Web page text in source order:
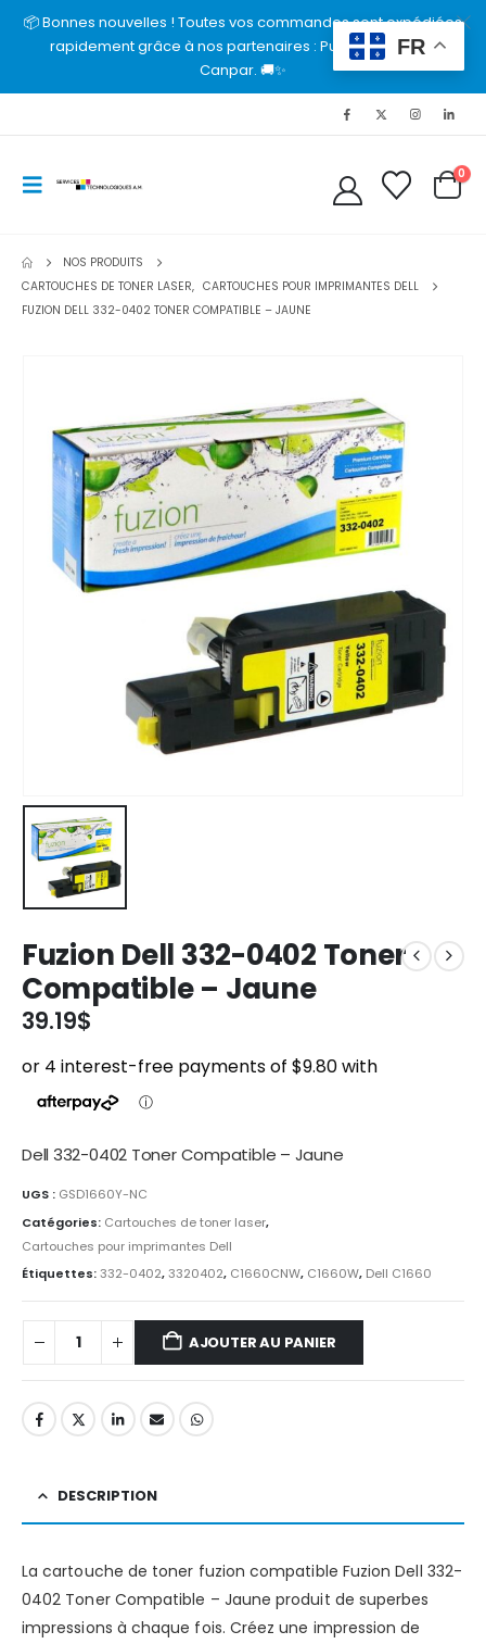
📦 Bonnes nouvelles ! Toutes vos commandes sont expédiées
rapidement grâce à nos partenaires : Purolator, UPS et
Canpar. 🚚✨
0
NOS PRODUITS
CARTOUCHES DE TONER LASER, CARTOUCHES POUR IMPRIMANTES DELL
FUZION DELL 332-0402 TONER COMPATIBLE – JAUNE
Fuzion Dell 332-0402 Toner
Compatible – Jaune
39.19$
Dell 332-0402 Toner Compatible – Jaune
UGS : GSD1660Y-NC
Catégories: Cartouches de toner laser,
Cartouches pour imprimantes Dell
Étiquettes:332-0402,3320402, C1660CNW, C1660W, Dell C1660
AJOUTER AU PANIER
DESCRIPTION
La cartouche de toner fuzion compatible Fuzion Dell 332-
0402 Toner Compatible – Jaune produit de superbes
impressions à chaque fois. Créez une impression de
FR